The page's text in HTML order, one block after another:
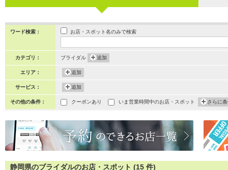
ワード検索： お店・スポット名のみで検索
カテゴリ： ブライダル 追加
エリア： 追加
サービス： 追加
その他の条件： クーポンあり いま営業時間中のお店・スポット さらに
静岡県のブライダルのお店・スポット (15 件)